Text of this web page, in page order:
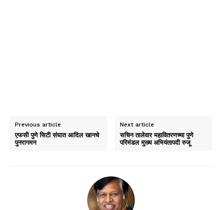
Previous article
एफसी पुणे सिटी संघात आदिल खानचे
पुनरागमन
Next article
सचिन तालेवार महावितरणच्या पुणे
परिमंडल मुख्य अभियंतापदी रुजू